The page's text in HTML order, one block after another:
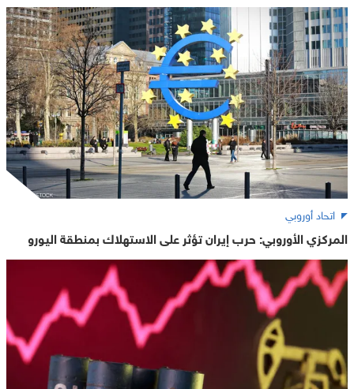
اتحاد أوروبي
المركزي الأوروبي: حرب إيران تؤثر على الاستهلاك بمنطقة اليورو